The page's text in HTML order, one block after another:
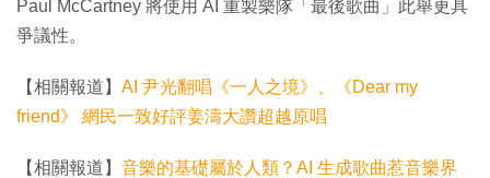
Paul McCartney 將使用 AI 重製樂隊「最後歌曲」此舉更具
爭議性。
【相關報道】 AI 尹光翻唱《一人之境》、《Dear my
friend》 網民一致好評姜濤大讚超越原唱
【相關報道】 音樂的基礎屬於人類？AI 生成歌曲惹音樂界